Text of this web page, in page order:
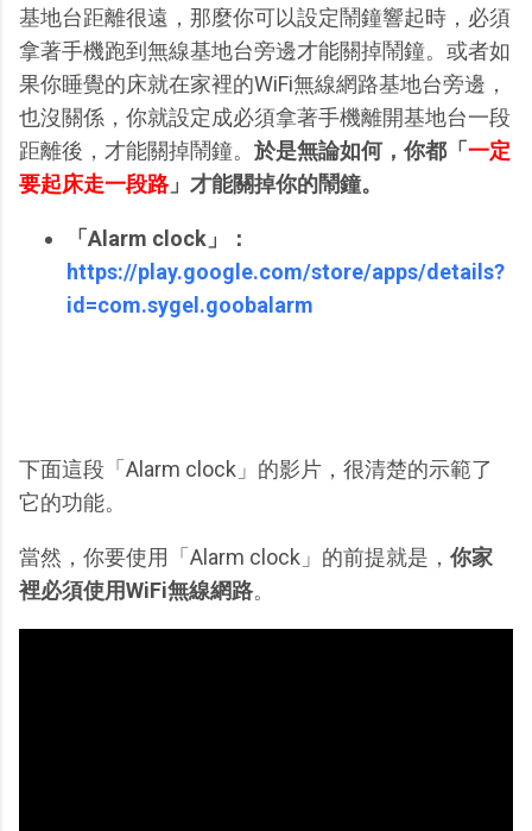
基地台距離很遠，那麼你可以設定鬧鐘響起時，必須
拿著手機跑到無線基地台旁邊才能關掉鬧鐘。或者如
果你睡覺的床就在家裡的WiFi無線網路基地台旁邊，
也沒關係，你就設定成必須拿著手機離開基地台一段
距離後，才能關掉鬧鐘。 於是無論如何，你都「 一定
要起床走一段路」才能關掉你的鬧鐘。
「Alarm clock」：
https://play.google.com/store/apps/details?
id=com.sygel.goobalarm
下面這段「Alarm clock」的影片，很清楚的示範了
它的功能。
當然，你要使用「Alarm clock」的前提就是， 你家
裡必須使用WiFi無線網路。